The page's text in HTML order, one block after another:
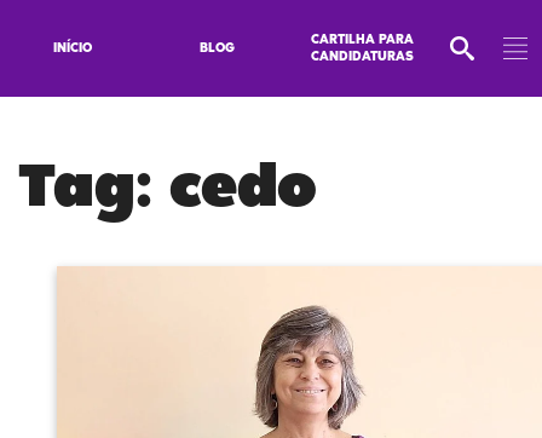
INÍCIO BLOG
CARTILHA PARA
CANDIDATURAS
Tag: cedo